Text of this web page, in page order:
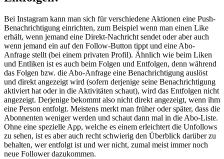
Bei Instagram kann man sich für verschiedene Aktionen eine Push-
Benachrichtigung einrichten, zum Beispiel wenn man einen Like
erhält, wenn jemand eine Direkt-Nachricht sendet oder aber auch
wenn jemand ein auf den Follow-Button tippt und eine Abo-
Anfrage stellt (bei einem privaten Profil). Ähnlich wie beim Liken
und Entliken ist es auch beim Folgen und Entfolgen, denn während
das Folgen bzw. die Abo-Anfrage eine Benachrichtigung auslöst
und direkt angezeigt wird (sofern derjenige seine Benachrichtigung
aktiviert hat oder in die Aktivitäten schaut), wird das Entfolgen nicht
angezeigt. Derjenige bekommt also nicht direkt angezeigt, wenn ihm
eine Person entfolgt. Meistens merkt man früher oder später, dass die
Abonnenten weniger werden und schaut dann mal in die Abo-Liste.
Ohne eine spezielle App, welche es einem erleichtert die Unfollows
zu sehen, ist es aber auch recht schwierig den Überblick darüber zu
behalten, wer entfolgt ist und wer nicht, zumal meist immer noch
neue Follower dazukommen.